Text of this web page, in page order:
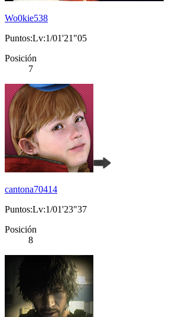
Wo0kie538
Puntos:Lv:1/01'21"05
Posición
7
cantona70414
Puntos:Lv:1/01'23"37
Posición
8